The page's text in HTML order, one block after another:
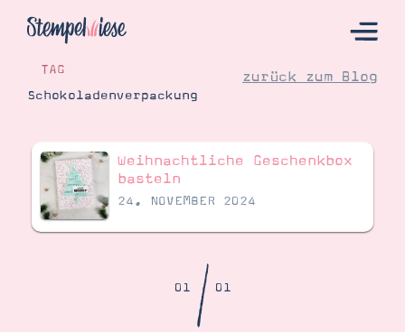
Hier Starten
Katalog
Bestellen
Kontakt
TAG
Schokoladenverpackung
zurück zum Blog
Weihnachtliche Geschenkbox
basteln
24. NOVEMBER 2024
01/01